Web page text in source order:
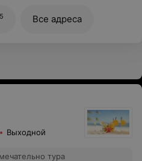
наши ожидания не
в выбранном
Вере Жуковской за
и за море позитива!
Все адреса
Выходной
тура